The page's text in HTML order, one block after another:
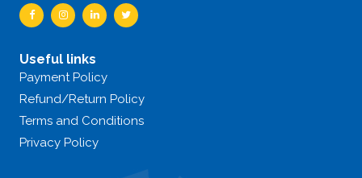
Useful links
Payment Policy
Refund/Return Policy
Terms and Conditions
Privacy Policy